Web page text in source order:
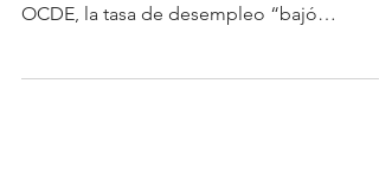
OCDE, la tasa de desempleo “bajó